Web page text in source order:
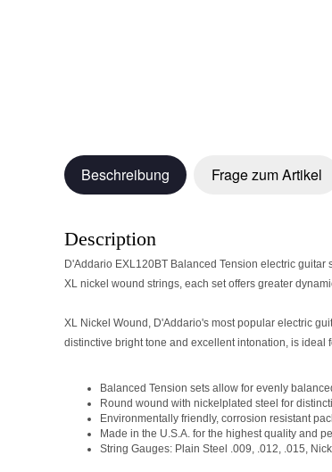
Beschreibung Frage zum Artikel
Description
D'Addario EXL120BT Balanced Tension electric
XL nickel wound strings, each set offers greater
XL Nickel Wound, D'Addario's most popular electric
distinctive bright tone and excellent intonation, is ideal
Balanced Tension sets allow for evenly
Round wound with nickelplated steel for
Environmentally friendly, corrosion resistant
Made in the U.S.A. for the highest quality and
String Gauges: Plain Steel .009, .012, .015,